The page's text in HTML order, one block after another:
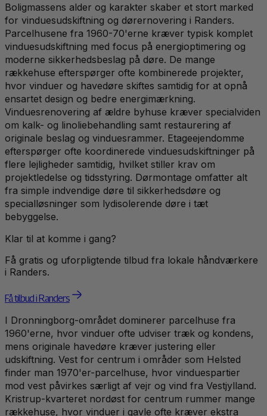
Boligmassens alder og karakter skaber et stort marked
for vinduesudskiftning og dørernovering i Randers.
Parcelhusene fra 1960-70'erne kræver typisk komplet
vinduesudskiftning med focus på energioptimering og
moderne sikkerhedsbeslag på døre. De mange
rækkehuse efterspørger ofte kombinerede projekter,
hvor vinduer og havedøre skiftes samtidig for at opnå
ensartet design og bedre energimærkning.
Vinduesrenovering af ældre byhuse kræver specialviden
om kalk- og linoliebehandling samt restaurering af
originale beslag og vinduesrammer. Etageejendomme
efterspørger ofte koordinerede vinduesudskiftninger på
flere lejligheder samtidig, hvilket stiller krav om
projektledelse og tidsstyring. Dørmontage omfatter alt
fra simple indvendige døre til sikkerhedsdøre og
specialløsninger som lydisolerende døre i tæt
bebyggelse.
Klar til at komme i gang?
Få gratis og uforpligtende tilbud fra lokale håndværkere
i Randers.
Få tilbud i Randers
I Dronningborg-området dominerer parcelhuse fra
1960'erne, hvor vinduer ofte udviser træk og kondens,
mens originale havedøre kræver justering eller
udskiftning. Vest for centrum i områder som Helsted
finder man 1970'er-parcelhuse, hvor vinduespartier
mod vest påvirkes særligt af vejr og vind fra Vestjylland.
Kristrup-kvarteret nordøst for centrum rummer mange
rækkehuse, hvor vinduer i gavle ofte kræver ekstra